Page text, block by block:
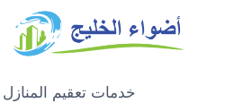
خدمات تعقيم المنازل